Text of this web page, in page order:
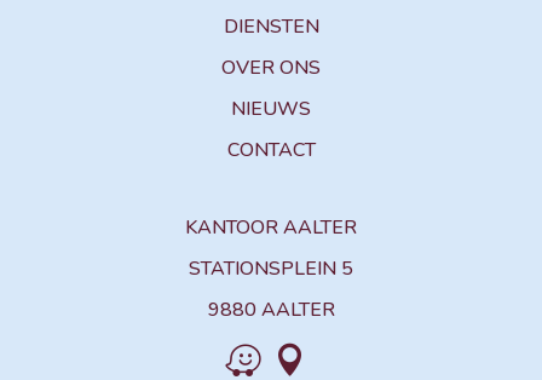
DIENSTEN
OVER ONS
NIEUWS
CONTACT
KANTOOR AALTER
STATIONSPLEIN 5
9880 AALTER
 